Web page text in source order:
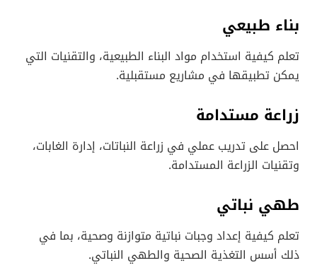
بناء طبيعي
تعلم كيفية استخدام مواد البناء الطبيعية، والتقنيات التي
يمكن تطبيقها في مشاريع مستقبلية.
زراعة مستدامة
احصل على تدريب عملي في زراعة النباتات، إدارة الغابات،
وتقنيات الزراعة المستدامة.
طهي نباتي
تعلم كيفية إعداد وجبات نباتية متوازنة وصحية، بما في
ذلك أسس التغذية الصحية والطهي النباتي.